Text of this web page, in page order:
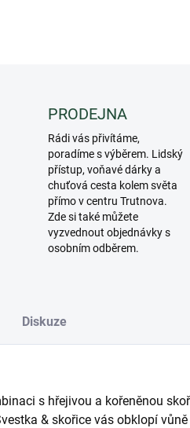
PRODEJNA
Rádi vás přivítáme,
poradíme s výběrem. Lidský
přístup, voňavé dárky a
chuťová cesta kolem světa
přímo v centru Trutnova.
Zde si také můžete
vyzvednout objednávky s
osobním odběrem.
Diskuze
s hřejivou a kořeněnou
& skořice vás obklopí